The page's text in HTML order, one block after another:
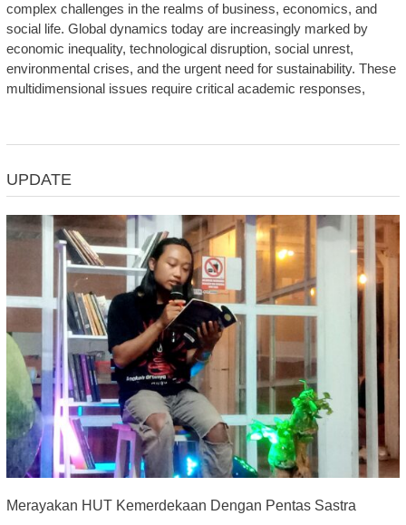
complex challenges in the realms of business, economics, and
social life. Global dynamics today are increasingly marked by
economic inequality, technological disruption, social unrest,
environmental crises, and the urgent need for sustainability. These
multidimensional issues require critical academic responses,
UPDATE
Merayakan HUT Kemerdekaan Dengan Pentas Sastra